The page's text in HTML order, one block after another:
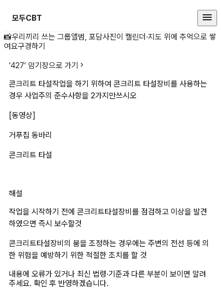
모두CBT
콘크리트 타설작업을 하기 위하여
📸우리끼리 쓰는 그룹앨범, 포담사진이 캘린더·지도 위에 추억으로 쌓
여요구경하기
‘427’ 암기장으로 가기
콘크리트 타설작업을 하기 위하여 콘크리트 타설장비를 사용하는
경우 사업주의 준수사항을 2가지만쓰시오
[동영상]
거푸집 동바리
콘크리트 타설
해설
작업을 시작하기 전에 콘크리트타설장비를 점검하고 이상을 발견
하였으면 즉시 보수할것
콘크리트타설장비의 붐을 조정하는 경우에는 주변의 전선 등에 의
한 위험을 예방하기 위한 적절한 조치를 할 것
내용에 오류가 있거나 최신 법령·기준과 다른 부분이 보이면 알려
주세요. 확인 후 반영하겠습니다.